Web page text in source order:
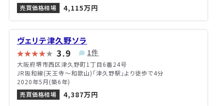
売買価格相場
4,115万円
ヴェリテ津久野ソラ
3.9 1件
大阪府堺市西区津久野町1丁目6番24号
JR阪和線(天王寺～和歌山)「津久野駅」より徒歩で4分
2020年5月(築6年)
売買価格相場
4,387万円